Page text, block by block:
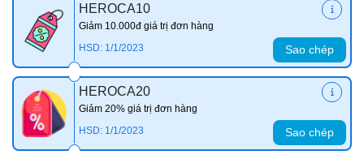
HEROCA10
Giảm 10.000đ giá trị đơn hàng
HSD: 1/1/2023
Sao chép
HEROCA20
Giảm 20% giá trị đơn hàng
HSD: 1/1/2023
Sao chép